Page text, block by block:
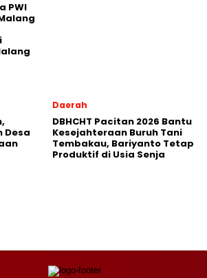
PWI
Desa
Daerah
DBHCHT Pacitan 2026 Bantu
Kesejahteraan Buruh Tani
Tembakau, Bariyanto Tetap
Produktif di Usia Senja